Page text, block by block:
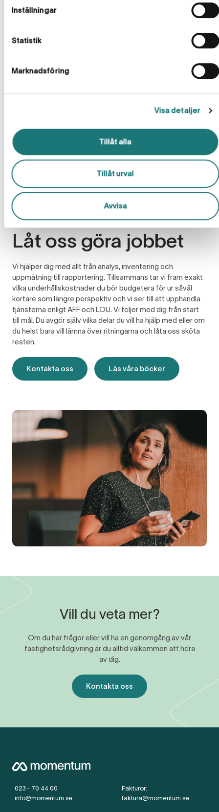
Inställningar
Statistik
Marknadsföring
Visa detaljer
Tillåt alla
Tillåt urval
Avvisa
Halvera tiden för
och pengar – samtidigt som den
att skapa en långsiktig plan för vilket
underhåll fastigheten behöver, när
Åtgärda i tid och sänka
Genomföra på rätt nivå
Våra faktaböcker
Låt oss göra jobbet
Vi hjälper dig med allt från analys, inventering och
uppmätning till rapportering. Tillsammans tar vi fram exakt
vilka underhållskostnader du bör budgetera för ur såväl
kortare som längre perspektiv och vi ser till att upphandla
tjänsterna enligt AFF och LOU. Vi följer med dig från start
till mål. Du avgör själv vilka delar du vill ha hjälp med eller om
du helst bara vill lämna över ritningarna och låta oss sköta
resten.
Kontakta oss Läs våra böcker
Vill du veta mer?
Om du har frågor eller vill ha en genomgång av vår
fastighetsrådgivning är du alltid välkommen att höra
av dig.
Kontakta oss
023 - 70 44 00
info@momentum.se
Fakturor:
faktura@momentum.se